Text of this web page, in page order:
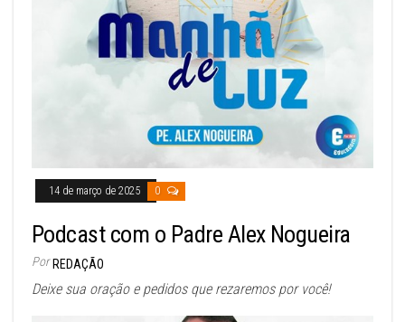
14 de março de 2025 0
Podcast com o Padre Alex Nogueira
Por REDAÇÃO
Deixe sua oração e pedidos que rezaremos por você!